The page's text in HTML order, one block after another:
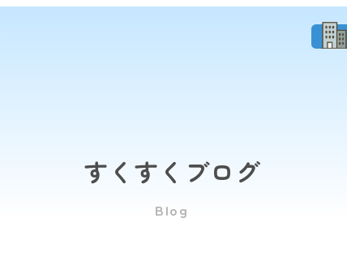
すくすくブログ
Blog